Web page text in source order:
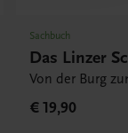
Sachbuch
Das Linzer
Von der Burg
€ 19,90